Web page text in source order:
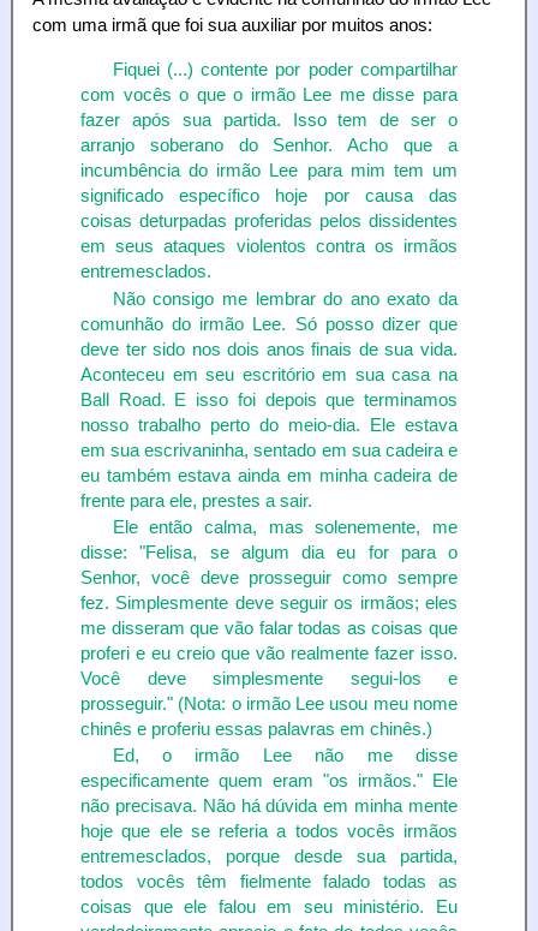
com uma irmã que foi sua auxiliar por muitos anos:
Fiquei (...) contente por poder compartilhar
com vocês o que o irmão Lee me disse para
fazer após sua partida. Isso tem de ser o
arranjo soberano do Senhor. Acho que a
incumbência do irmão Lee para mim tem um
significado específico hoje por causa das
coisas deturpadas proferidas pelos dissidentes
em seus ataques violentos contra os irmãos
entremesclados.
Não consigo me lembrar do ano exato da
comunhão do irmão Lee. Só posso dizer que
deve ter sido nos dois anos finais de sua vida.
Aconteceu em seu escritório em sua casa na
Ball Road. E isso foi depois que terminamos
nosso trabalho perto do meio-dia. Ele estava
em sua escrivaninha, sentado em sua cadeira e
eu também estava ainda em minha cadeira de
frente para ele, prestes a sair.
Ele então calma, mas solenemente, me
disse: "Felisa, se algum dia eu for para o
Senhor, você deve prosseguir como sempre
fez. Simplesmente deve seguir os irmãos; eles
me disseram que vão falar todas as coisas que
proferi e eu creio que vão realmente fazer isso.
Você deve simplesmente segui-los e
prosseguir." (Nota: o irmão Lee usou meu nome
chinês e proferiu essas palavras em chinês.)
Ed, o irmão Lee não me disse
especificamente quem eram "os irmãos." Ele
não precisava. Não há dúvida em minha mente
hoje que ele se referia a todos vocês irmãos
entremesclados, porque desde sua partida,
todos vocês têm fielmente falado todas as
coisas que ele falou em seu ministério. Eu